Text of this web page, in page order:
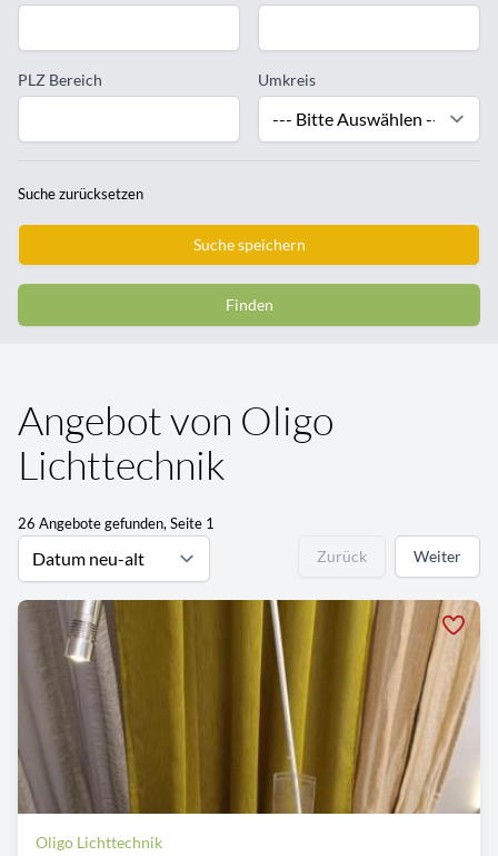
PLZ Bereich Umkreis
Suche zurücksetzen
Suche speichern
Finden
Angebot von Oligo
Lichttechnik
26 Angebote gefunden, Seite 1
Zurück Weiter
Oligo Lichttechnik